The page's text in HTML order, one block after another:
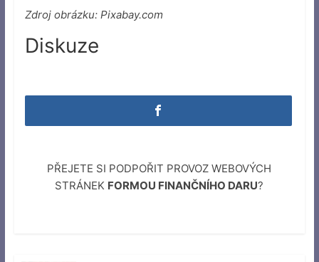
Zdroj obrázku: Pixabay.com
Diskuze
PŘEJETE SI PODPOŘIT PROVOZ WEBOVÝCH
STRÁNEK FORMOU FINANČNÍHO DARU?